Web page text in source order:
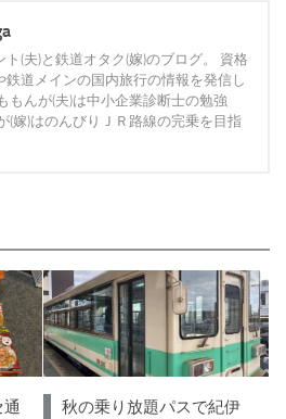
ト(夫)と鉄道オタク(嫁)のブログ。 資格
鉄道メインの国内旅行の情報を発信し
もんが(夫)は中小企業診断士の勉強
(嫁)はのんびりＪＲ路線の完乗を目指
秋の乗り放題パスで紀伊